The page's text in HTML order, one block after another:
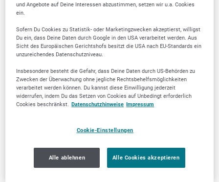
und Angebote auf Deine Interessen abzustimmen, setzen wir u.a. Cookies
ein.
Sofern Du Cookies zu Statistik- oder Marketingzwecken akzeptierst, willigst
Du ein, dass Deine Daten durch Google in den USA verarbeitet werden. Aus
Sicht des Europäischen Gerichtshofs besitzt die USA nach EU-Standards ein
unzureichendes Datenschutzniveau.
Insbesondere besteht die Gefahr, dass Deine Daten durch US-Behörden zu
Zwecken der Überwachung ohne jegliche Rechtsbehelfsmöglichkeiten
verarbeitet werden können. Du kannst diese Einwilligung jederzeit
widerrufen, indem Du das Setzen von Cookies auf Unbedingt erforderlich
Cookies beschränkst. Datenschutzhinweise Impressum
Cookie-Einstellungen
Alle ablehnen Alle Cookies akzeptieren